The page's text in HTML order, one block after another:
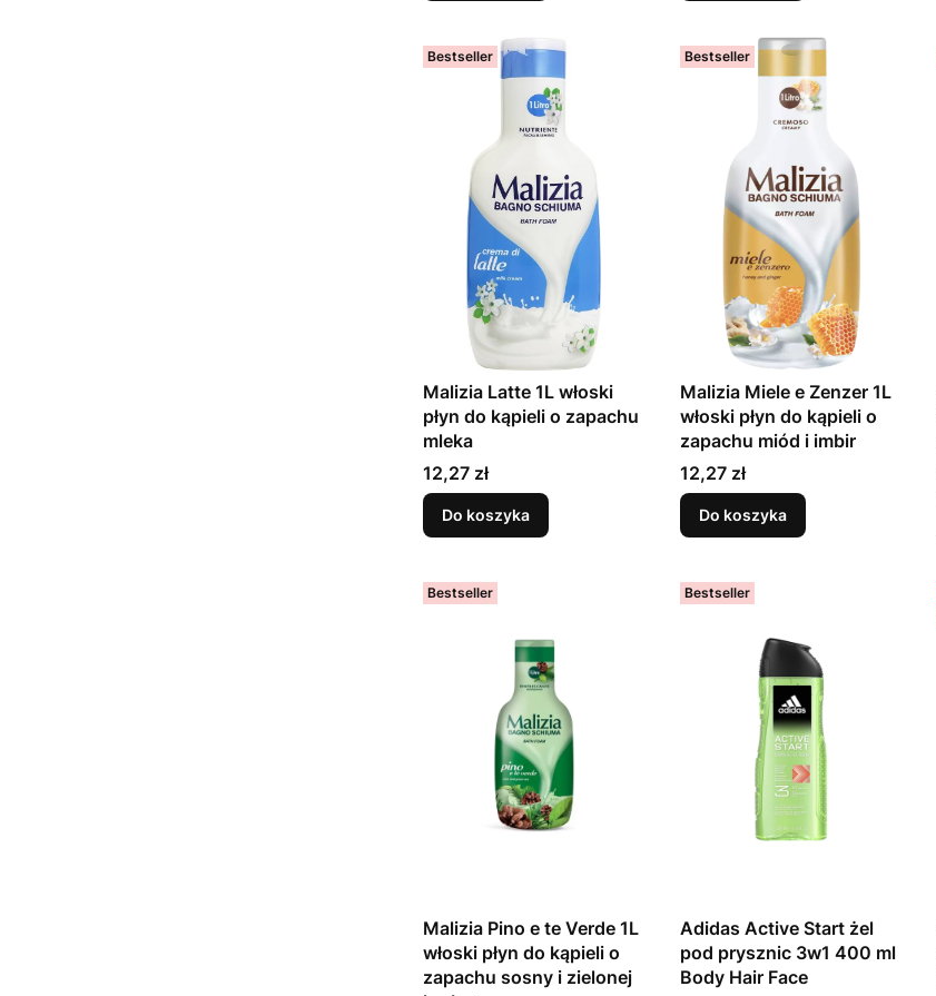
Bestseller
Malizia Latte 1L włoski
płyn do kąpieli o zapachu
mleka
Cena
12,27 zł
Do koszyka
Bestseller
Malizia Miele e Zenzer 1L
włoski płyn do kąpieli o
zapachu miód i imbir
Cena
12,27 zł
Do koszyka
Bestseller
Malizia Pino e te Verde 1L
włoski płyn do kąpieli o
zapachu sosny i zielonej
Bestseller
Adidas Active Start żel
pod prysznic 3w1 400 ml
Body Hair Face